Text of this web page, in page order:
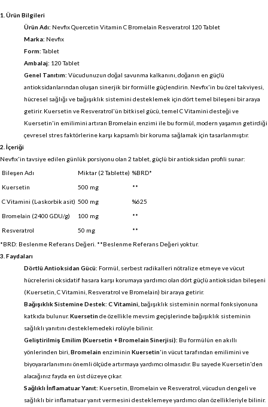
1. Ürün Bilgileri
Ürün Adı: Nevfix Quercetin Vitamin C Bromelain Resveratrol 120 Tablet
Marka: Nevfix
Form:Tablet
Ambalaj: 120 Tablet
Genel Tanıtım: Vücudunuzun doğal savunma kalkanını, doğanın en güçlü
antioksidanlarından oluşan sinerjik bir formülle güçlendirin. Nevfix'in bu özel takviyesi,
hücresel sağlığı ve bağışıklık sistemini desteklemek için dört temel bileşeni bir araya
getirir. Kuersetin ve Resveratrol'ün bitkisel gücü, temel C Vitamini desteği ve
Kuersetin'in emilimini artıran Bromelain enzimi ile bu formül, modern yaşamın getirdiği
çevresel stres faktörlerine karşı kapsamlı bir koruma sağlamak için tasarlanmıştır.
2. İçeriği
Nevfix'in tavsiye edilen günlük porsiyonu olan 2 tablet, güçlü bir antioksidan profili sunar:
Bileşen Adı
Miktar (2 Tablette) %BRD*
Kuersetin
500 mg
**
C Vitamini (L-askorbik asit) 500 mg
%625
Bromelain (2400 GDU/g)
100 mg
**
Resveratrol
50 mg
**
*BRD: Beslenme Referans Değeri. **Beslenme Referans Değeri yoktur.
3. Faydaları
Dörtlü Antioksidan Gücü: Formül, serbest radikalleri nötralize etmeye ve vücut
hücrelerini oksidatif hasara karşı korumaya yardımcı olan dört güçlü antioksidan bileşeni
(Kuersetin, C Vitamini, Resveratrol ve Bromelain) bir araya getirir.
Bağışıklık Sistemine Destek: C Vitamini, bağışıklık sisteminin normal fonksiyonuna
katkıda bulunur. Kuersetin de özellikle mevsim geçişlerinde bağışıklık sisteminin
sağlıklı yanıtını desteklemedeki rolüyle bilinir.
Geliştirilmiş Emilim (Kuersetin + Bromelain Sinerjisi): Bu formülün en akıllı
yönlerinden biri, Bromelain enziminin Kuersetin'in vücut tarafından emilimini ve
biyoyararlanımını önemli ölçüde artırmaya yardımcı olmasıdır. Bu sayede Kuersetin'den
alacağınız fayda en üst düzeye çıkar.
Sağlıklı İnflamatuar Yanıt: Kuersetin, Bromelain ve Resveratrol, vücudun dengeli ve
sağlıklı bir inflamatuar yanıt vermesini desteklemeye yardımcı olan özellikleriyle bilinir.